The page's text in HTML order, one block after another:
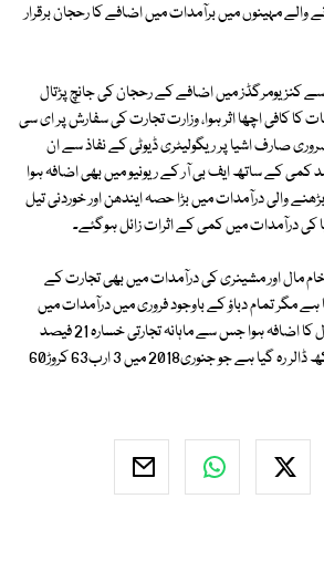
مہینوں میں برآمدات میں اضافے کا رحجان برقرار
کنزیومرگڈز میں اضافے کے رحجان کی جانچ پڑتال
کا کافی اچھا اثر ہوا، وزارت تجارت کی سفارش پر ای سی
سے 355 غیرضروری صارف اشیا پر ریگولیٹری ڈیوٹی کے نفاذ سے ان
درآمدات میں 16 فیصد کمی کے ساتھ ایف بی آر کے ریونیو میں بھی اضافہ ہوا
جولائی 2017 سے بڑھنے والی درآمدات میں بڑا حصہ ایندھن اور خوردنی تیل
کی درآمدات میں کمی کے اثرات زائل ہوگئے۔
مال اور مشینری کی درآمدات میں بھی تجارت کے
ہے مگر تمام دباؤ کے باوجود فروری میں درآمدات میں
صرف9.7 فیصد کا سال بہ سال کا اضافہ ہوا جس سے ماہانہ تجارتی خسارہ 21 فیصد
گھٹ کر2 ارب89 کروڑ50 لاکھ ڈالر رہ گیا ہے جو جنوری2018 میں 3 ارب63 کروڑ60